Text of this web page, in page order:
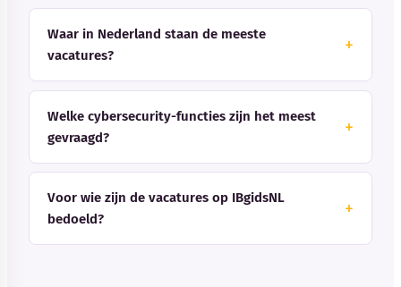
Waar in Nederland staan de meeste
vacatures?
Welke cybersecurity-functies zijn het meest
gevraagd?
Voor wie zijn de vacatures op IBgidsNL
bedoeld?